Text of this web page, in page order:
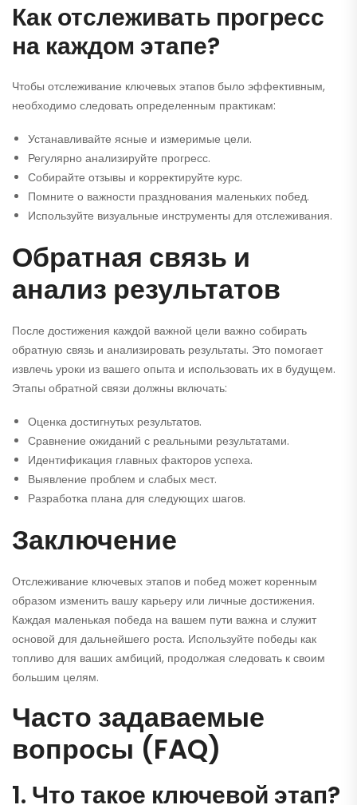
Как отслеживать прогресс
на каждом этапе?
Чтобы отслеживание ключевых этапов было эффективным,
необходимо следовать определенным практикам:
Устанавливайте ясные и измеримые цели.
Регулярно анализируйте прогресс.
Собирайте отзывы и корректируйте курс.
Помните о важности празднования маленьких побед.
Используйте визуальные инструменты для отслеживания.
Обратная связь и
анализ результатов
После достижения каждой важной цели важно собирать
обратную связь и анализировать результаты. Это помогает
извлечь уроки из вашего опыта и использовать их в будущем.
Этапы обратной связи должны включать:
Оценка достигнутых результатов.
Сравнение ожиданий с реальными результатами.
Идентификация главных факторов успеха.
Выявление проблем и слабых мест.
Разработка плана для следующих шагов.
Заключение
Отслеживание ключевых этапов и побед может коренным
образом изменить вашу карьеру или личные достижения.
Каждая маленькая победа на вашем пути важна и служит
основой для дальнейшего роста. Используйте победы как
топливо для ваших амбиций, продолжая следовать к своим
большим целям.
Часто задаваемые
вопросы (FAQ)
1. Что такое ключевой этап?